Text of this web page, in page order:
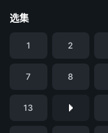
选集
1 2
7 8
13